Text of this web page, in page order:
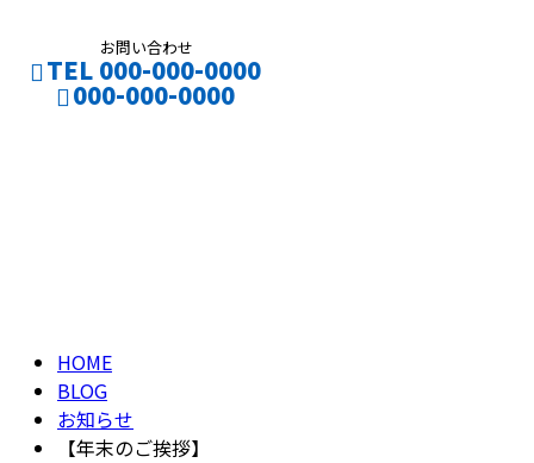
お問い合わせ
TEL 000-000-0000
000-000-0000
HOME
BLOG
お知らせ
【年末のご挨拶】